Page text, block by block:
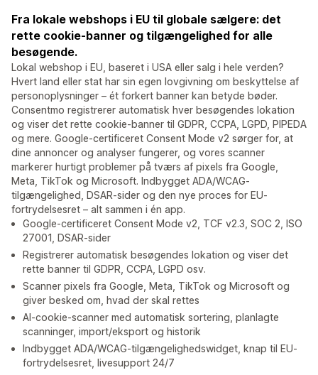
Fra lokale webshops i EU til globale sælgere: det
rette cookie-banner og tilgængelighed for alle
besøgende.
Lokal webshop i EU, baseret i USA eller salg i hele verden?
Hvert land eller stat har sin egen lovgivning om beskyttelse af
personoplysninger – ét forkert banner kan betyde bøder.
Consentmo registrerer automatisk hver besøgendes lokation
og viser det rette cookie-banner til GDPR, CCPA, LGPD, PIPEDA
og mere. Google-certificeret Consent Mode v2 sørger for, at
dine annoncer og analyser fungerer, og vores scanner
markerer hurtigt problemer på tværs af pixels fra Google,
Meta, TikTok og Microsoft. Indbygget ADA/WCAG-
tilgængelighed, DSAR-sider og den nye proces for EU-
fortrydelsesret – alt sammen i én app.
Google-certificeret Consent Mode v2, TCF v2.3, SOC 2, ISO
27001, DSAR-sider
Registrerer automatisk besøgendes lokation og viser det
rette banner til GDPR, CCPA, LGPD osv.
Scanner pixels fra Google, Meta, TikTok og Microsoft og
giver besked om, hvad der skal rettes
AI-cookie-scanner med automatisk sortering, planlagte
scanninger, import/eksport og historik
Indbygget ADA/WCAG-tilgængelighedswidget, knap til EU-
fortrydelsesret, livesupport 24/7